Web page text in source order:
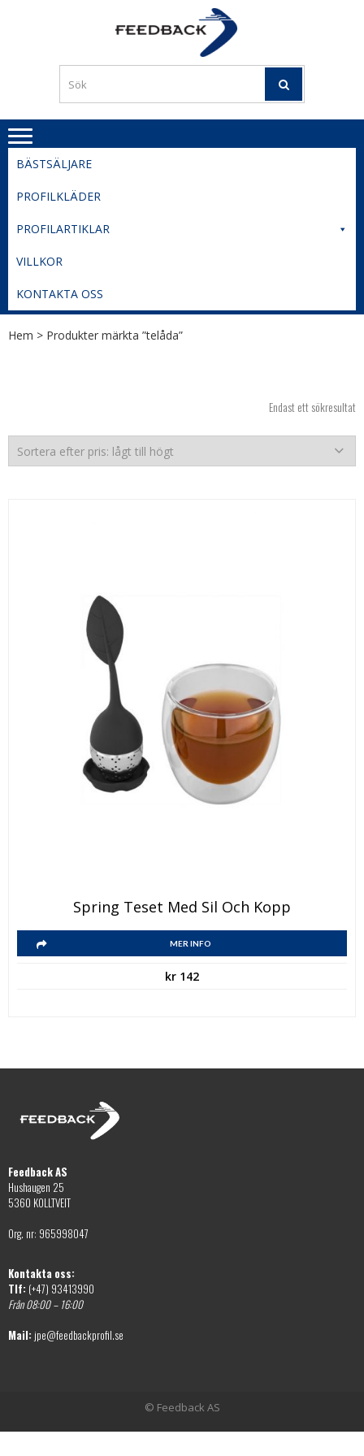
TIL
BESTE
PRISER
BÄSTSÄLJARE
PROFILKLÄDER
PROFILARTIKLAR
VILLKOR
KONTAKTA OSS
Hem > Produkter märkta ”telåda”
Endast ett sökresultat
Spring Teset Med Sil Och Kopp
MER INFO
kr 142
Feedback AS
Hushaugen 25
5360 KOLLTVEIT
Org. nr: 965998047
Kontakta oss:
Tlf: (+47) 93413990
Från 08:00 – 16:00
Mail: jpe@feedbackprofil.se
© Feedback AS